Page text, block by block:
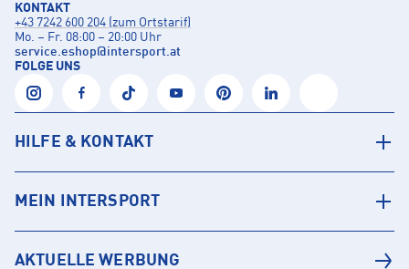
KONTAKT
+43 7242 600 204 (zum Ortstarif)
Mo. – Fr. 08:00 – 20:00 Uhr
service.eshop@intersport.at
FOLGE UNS
HILFE & KONTAKT
MEIN INTERSPORT
AKTUELLE WERBUNG